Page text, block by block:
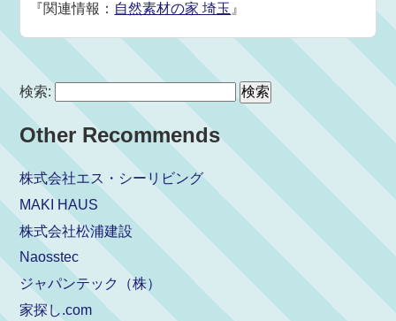
『関連情報： 自然素材の家 埼玉 』
検索:
Other Recommends
株式会社エス・シーリビング
MAKI HAUS
株式会社松浦建設
Naosstec
ジャパンテック（株）
家探し.com